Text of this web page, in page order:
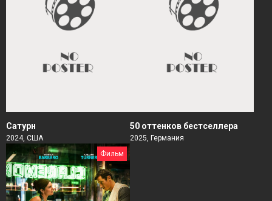
Сатурн
2024, США
50 оттенков бестселлера
2025, Германия
Фильм